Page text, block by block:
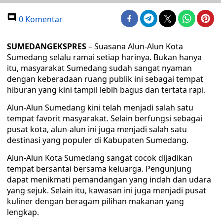
0 Komentar
SUMEDANGEKSPRES– Suasana Alun-Alun Kota
Sumedang selalu ramai setiap harinya. Bukan hanya
itu, masyarakat Sumedang sudah sangat nyaman
dengan keberadaan ruang publik ini sebagai tempat
hiburan yang kini tampil lebih bagus dan tertata rapi.
Alun-Alun Sumedang kini telah menjadi salah satu
tempat favorit masyarakat. Selain berfungsi sebagai
pusat kota, alun-alun ini juga menjadi salah satu
destinasi yang populer di Kabupaten Sumedang.
Alun-Alun Kota Sumedang sangat cocok dijadikan
tempat bersantai bersama keluarga. Pengunjung
dapat menikmati pemandangan yang indah dan udara
yang sejuk. Selain itu, kawasan ini juga menjadi pusat
kuliner dengan beragam pilihan makanan yang
lengkap.